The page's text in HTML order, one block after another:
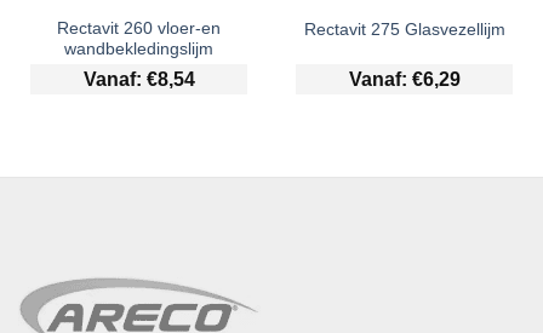
Rectavit 260 vloer-en
wandbekledingslijm
Vanaf: €8,54
Rectavit 275 Glasvezellijm
Vanaf: €6,29